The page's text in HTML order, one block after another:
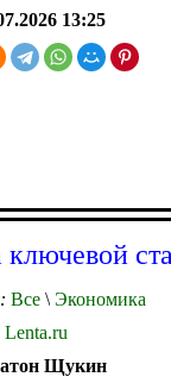
13:25
Все \ Экономика
Lenta.ru
Щукин